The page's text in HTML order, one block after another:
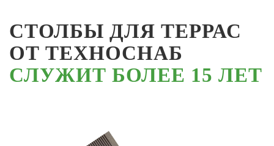
СТОЛБЫ ДЛЯ ТЕРРАС
ОТ ТЕХНОСНАБ
СЛУЖИТ БОЛЕЕ 15 ЛЕТ